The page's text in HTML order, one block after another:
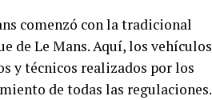
comenzó con la tradicional
de Le Mans. Aquí, los vehículos
y técnicos realizados por los
de todas las regulaciones.